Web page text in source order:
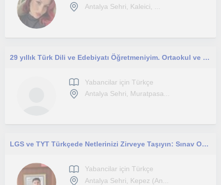
Antalya Sehri, Kaleici, ...
29 yıllık Türk Dili ve Edebiyatı Öğretmeniyim. Ortaokul ve liselerde ders verdim. Yabancılara ve otistik çocuklara ders verdim.
Yabancilar için Türkçe
Antalya Sehri, Muratpasa...
LGS ve TYT Türkçede Netlerinizi Zirveye Taşıyın: Sınav Odaklı Özel Ders
Yabancilar için Türkçe
Antalya Sehri, Kepez (An...